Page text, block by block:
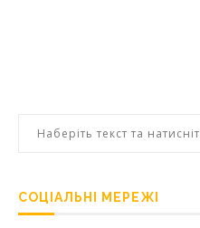
СОЦІАЛЬНІ МЕРЕЖІ